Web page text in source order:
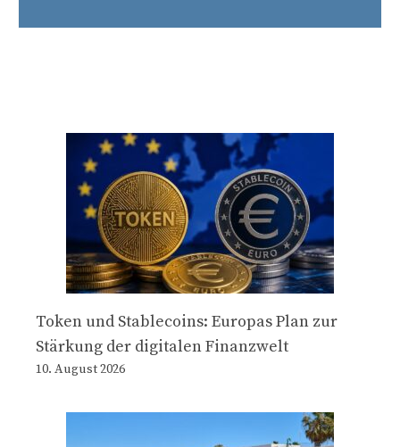
Token und Stablecoins: Europas Plan zur
Stärkung der digitalen Finanzwelt
10. August 2026